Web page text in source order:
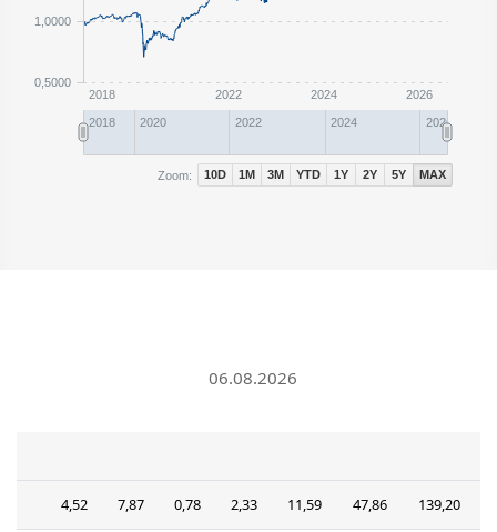
0,5000
1,0000
2018 2022 2026
2024
2018 2022 2026
2020 2024
Zoom: 10D 1M 3M YTD 1Y 2Y 5Y MAX
06.08.2026
4,52 7,87 0,78 2,33 11,59 47,86 139,20